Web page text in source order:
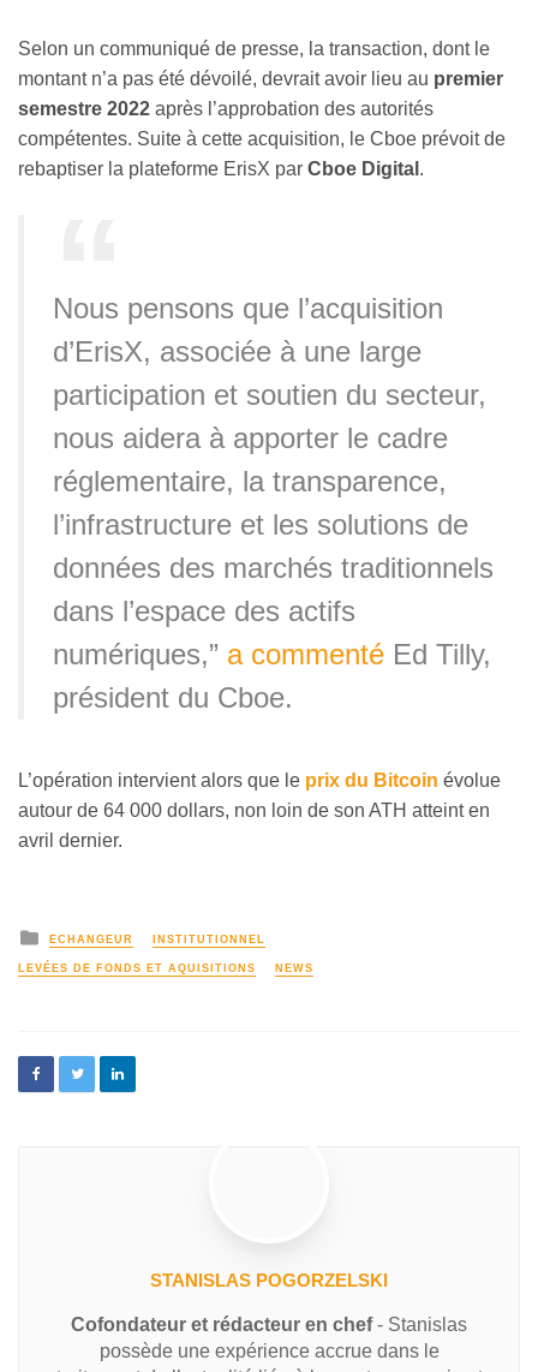
Selon un communiqué de presse, la transaction, dont le
montant n’a pas été dévoilé, devrait avoir lieu au premier
semestre 2022 après l’approbation des autorités
compétentes. Suite à cette acquisition, le Cboe prévoit de
rebaptiser la plateforme ErisX par Cboe Digital .
Nous pensons que l’acquisition
d’ErisX, associée à une large
participation et soutien du secteur,
nous aidera à apporter le cadre
réglementaire, la transparence,
l’infrastructure et les solutions de
données des marchés traditionnels
dans l’espace des actifs
numériques,” a commenté Ed Tilly,
président du Cboe.
L’opération intervient alors que le prix du Bitcoin évolue
autour de 64 000 dollars, non loin de son ATH atteint en
avril dernier.
ECHANGEUR INSTITUTIONNEL
LEVÉES DE FONDS ET AQUISITIONS NEWS
STANISLAS POGORZELSKI
Cofondateur et rédacteur en chef- Stanislas
possède une expérience accrue dans le